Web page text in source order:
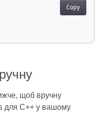
Copy
щоб вручну
для C++ у вашому